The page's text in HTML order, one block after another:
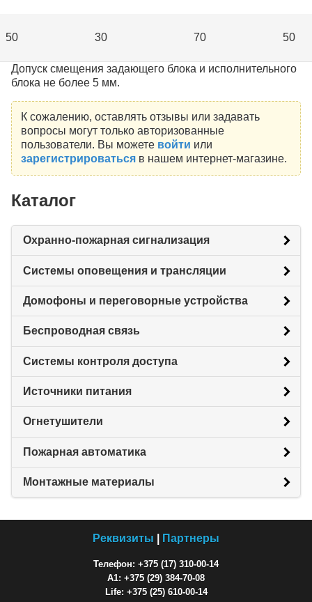
50 30 70 50
Допуск смещения задающего блока и исполнительного
блока не более 5 мм.
К сожалению, оставлять отзывы или задавать
вопросы могут только авторизованные
пользователи. Вы можете войти или
зарегистрироватьсяв нашем интернет-магазине.
Каталог
Охранно-пожарная сигнализация
Системы оповещения и трансляции
Домофоны и переговорные устройства
Беспроводная связь
Системы контроля доступа
Источники питания
Огнетушители
Пожарная автоматика
Монтажные материалы
Реквизиты Партнеры
Телефон: +375 (17) 310-00-14
A1: +375 (29) 384-70-08
Life: +375 (25) 610-00-14